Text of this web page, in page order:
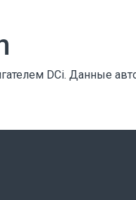
DCi. Данные